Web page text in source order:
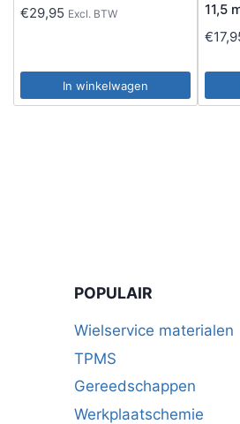
€29,95 Excl. BTW
In winkelwagen
11,5
€
POPULAIR
Wielservice materialen
TPMS
Gereedschappen
Werkplaatschemie